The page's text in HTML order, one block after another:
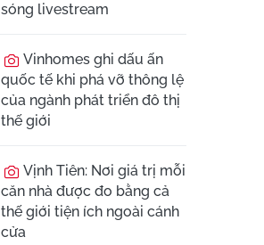
sóng livestream
Vinhomes ghi dấu ấn
quốc tế khi phá vỡ thông lệ
của ngành phát triển đô thị
thế giới
Vịnh Tiên: Nơi giá trị mỗi
căn nhà được đo bằng cả
thế giới tiện ích ngoài cánh
cửa